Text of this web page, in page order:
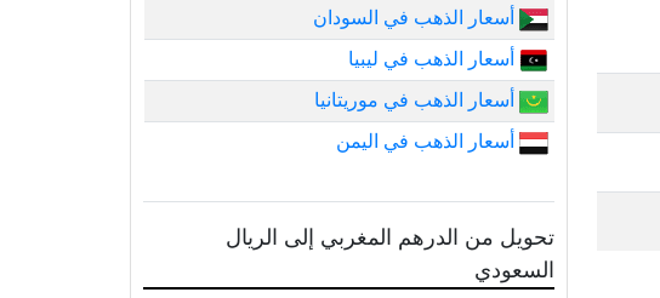
أسعار الذهب في السودان
أسعار الذهب في ليبيا
أسعار الذهب في موريتانيا
أسعار الذهب في اليمن
تحويل من الدرهم المغربي إلى الريال
السعودي